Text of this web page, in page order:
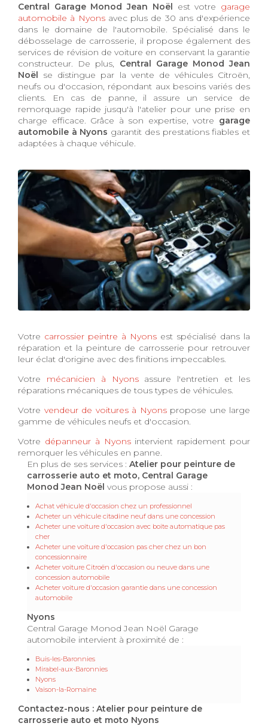
Central Garage Monod Jean Noël est votre garage
automobile à Nyonsavec plus de 30 ans d'expérience
dans le domaine de l'automobile. Spécialisé dans le
débosselage de carrosserie, il propose également des
services de révision de voiture en conservant la garantie
constructeur. De plus, Central Garage Monod Jean
Noël se distingue par la vente de véhicules Citroën,
neufs ou d'occasion, répondant aux besoins variés des
clients. En cas de panne, il assure un service de
remorquage rapide jusqu'à l'atelier pour une prise en
charge efficace. Grâce à son expertise, votre garage
automobile à Nyons garantit des prestations fiables et
adaptées à chaque véhicule.
Votre carrossier peintre à Nyons est spécialisé dans la
réparation et la peinture de carrosserie pour retrouver
leur éclat d'origine avec des finitions impeccables.
Votre mécanicien à Nyonsassure l'entretien et les
réparations mécaniques de tous types de véhicules.
Votre vendeur de voitures à Nyonspropose une large
gamme de véhicules neufs et d'occasion.
Votre dépanneur à Nyonsintervient rapidement pour
remorquer les véhicules en panne.
En plus de ses services : Atelier pour peinture de
carrosserie auto et moto, Central Garage
Monod Jean Noël vous propose aussi :
Achat véhicule d'occasion chez un professionnel
Acheter un véhicule citadine neuf dans une concession
Acheter une voiture d'occasion avec boite automatique pas
cher
Acheter une voiture d'occasion pas cher chez un bon
concessionnaire
Acheter voiture Citroën d'occasion ou neuve dans une
concession automobile
Acheter voiture d'occasion garantie dans une concession
automobile
Nyons
Central Garage Monod Jean Noël Garage
automobile intervient à proximité de :
Buis-les-Baronnies
Mirabel-aux-Baronnies
Nyons
Vaison-la-Romaine
Contactez-nous : Atelier pour peinture de
carrosserie auto et moto Nyons